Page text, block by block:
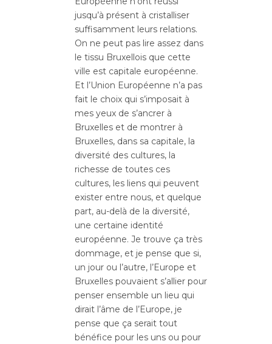
jusqu’à présent à cristalliser
suffisamment leurs relations.
On ne peut pas lire assez dans
le tissu Bruxellois que cette
ville est capitale européenne.
Et l’Union Européenne n’a pas
fait le choix qui s’imposait à
mes yeux de s’ancrer à
Bruxelles et de montrer à
Bruxelles, dans sa capitale, la
diversité des cultures, la
richesse de toutes ces
cultures, les liens qui peuvent
exister entre nous, et quelque
part, au-delà de la diversité,
une certaine identité
européenne. Je trouve ça très
dommage, et je pense que si,
un jour ou l’autre, l’Europe et
Bruxelles pouvaient s’allier pour
penser ensemble un lieu qui
dirait l’âme de l’Europe, je
pense que ça serait tout
bénéfice pour les uns ou pour